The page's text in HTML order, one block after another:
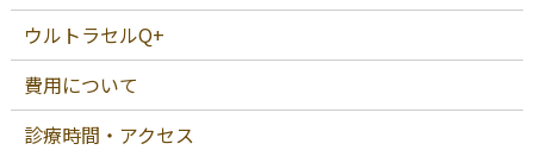
ウルトラセルQ+
費用について
診療時間・アクセス